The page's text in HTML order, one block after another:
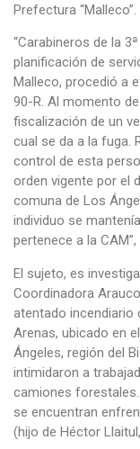
Prefectura “Malleco”.
“Carabineros de la
planificación de
Malleco, procedió a
90-R. Al momento
fiscalización de un
cual se da a la fuga.
control de esta
orden vigente por el
comuna de Los
individuo se
pertenece a la
El sujeto, es
Coordinadora
atentado incendiario
Arenas, ubicado en
Ángeles, región del
intimidaron a
camiones
se encuentran
(hijo de Héctor